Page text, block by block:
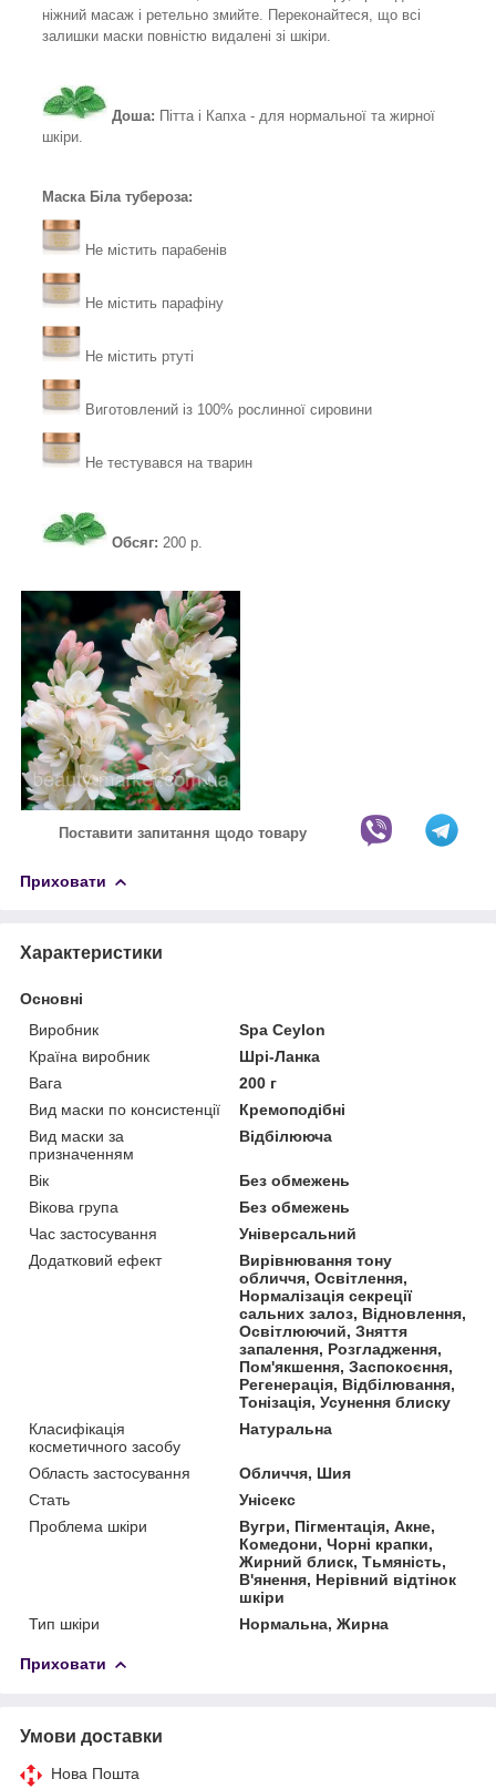
ніжний масаж і ретельно змийте. Переконайтеся, що всі
залишки маски повністю видалені зі шкіри.
Доша: Пітта і Капха - для нормальної та жирної
шкіри.
Маска Біла тубероза:
Не містить парабенів
Не містить парафіну
Не містить ртуті
Виготовлений із 100% рослинної сировини
Не тестувався на тварин
Обсяг: 200 р.
Поставити запитання щодо товару
Приховати
Характеристики
Основні
Виробник
Spa Ceylon
Країна виробник
Шрі-Ланка
Вага
200 г
Вид маски по консистенції
Кремоподібні
Вид маски за
призначенням
Відбілююча
Вік
Без обмежень
Вікова група
Без обмежень
Час застосування
Універсальний
Додатковий ефект
Вирівнювання тону
обличчя, Освітлення,
Нормалізація секреції
сальних залоз, Відновлення,
Освітлюючий, Зняття
запалення, Розгладження,
Пом'якшення, Заспокоєння,
Регенерація, Відбілювання,
Тонізація, Усунення блиску
Класифікація
косметичного засобу
Натуральна
Область застосування
Обличчя, Шия
Стать
Унісекс
Проблема шкіри
Вугри, Пігментація, Акне,
Комедони, Чорні крапки,
Жирний блиск, Тьмяність,
В'янення, Нерівний відтінок
шкіри
Тип шкіри
Нормальна, Жирна
Приховати
Умови доставки
Нова Пошта